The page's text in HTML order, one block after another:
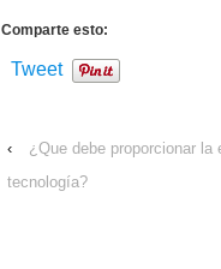
Comparte esto:
Tweet
‹
¿Que debe proporcionar
tecnología?